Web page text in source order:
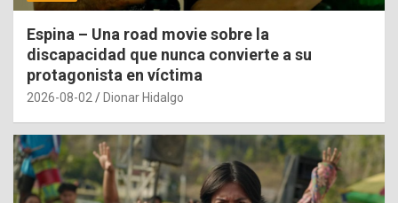
Espina – Una road movie sobre la
discapacidad que nunca convierte a su
protagonista en víctima
2026-08-02 Dionar Hidalgo